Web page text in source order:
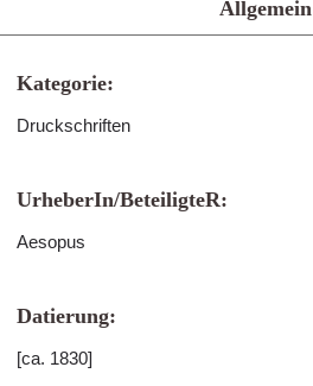
Allgemein
Kategorie:
Druckschriften
UrheberIn/BeteiligteR:
Aesopus
Datierung:
[ca. 1830]